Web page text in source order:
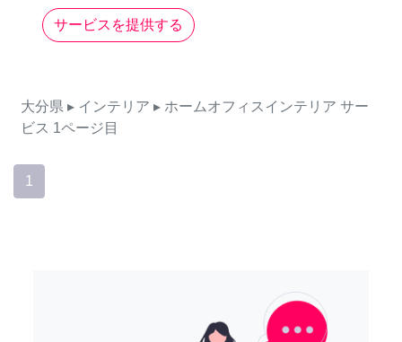
サービスを提供する
大分県 ▸ インテリア ▸ ホームオフィスインテリア サー
ビス 1ページ目
1